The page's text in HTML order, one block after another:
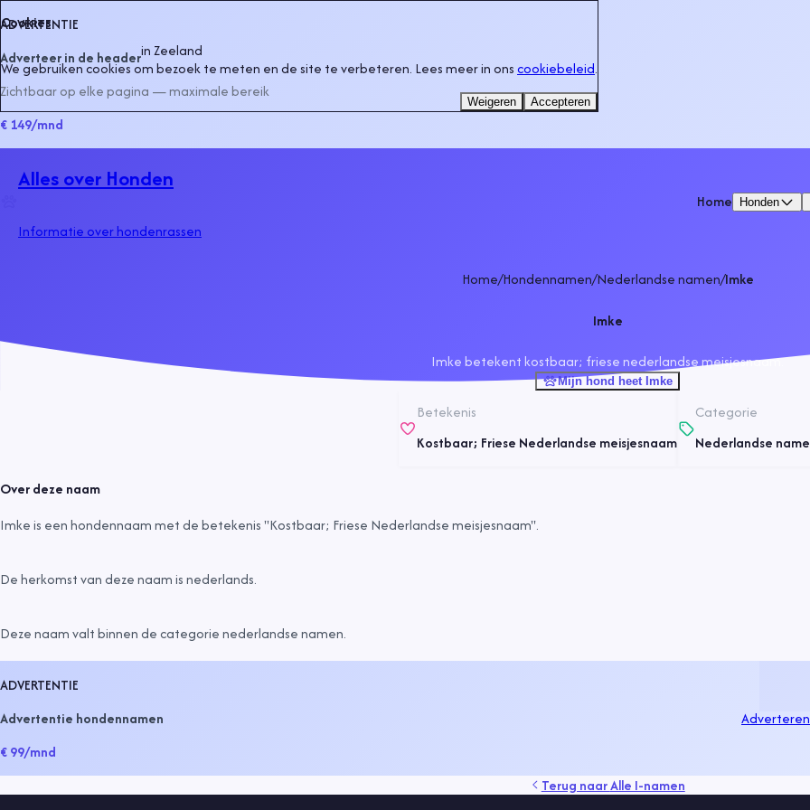
ADVERTENTIE
Adverteer in de headerinZeeland
Zichtbaar op elke pagina — maximale bereik
€ 149/mnd
Alles over Honden
Informatie over hondenrassen
Home Honden
Home/Hondennamen/Nederlandse namen/Imke
Imke
Imke betekent kostbaar; friese nederlandse meisjesnaam.
Mijn hond heet Imke
Betekenis
Kostbaar; Friese Nederlandse meisjesnaam
Categorie
Nederlandse
Over deze naam
Imke is een hondennaam met de betekenis "Kostbaar; Friese Nederlandse meisjesnaam".
De herkomst van deze naam isnederlands.
Deze naam valt binnen de categorienederlandse namen.
ADVERTENTIE
Advertentie hondennamen
€ 99/mnd
Adverteren
Terug naarAlle I-namen
Cookies
We gebruiken cookies om bezoek te meten en de site te verbeteren. Lees meer in onscookiebeleid.
Weigeren Accepteren